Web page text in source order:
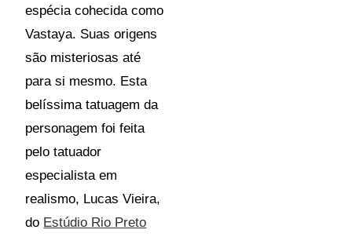
espécia cohecida como
Vastaya. Suas origens
são misteriosas até
para si mesmo. Esta
belíssima tatuagem da
personagem foi feita
pelo tatuador
especialista em
realismo, Lucas Vieira,
do Estúdio Rio Preto